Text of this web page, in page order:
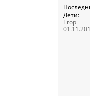
Дети:
Егор